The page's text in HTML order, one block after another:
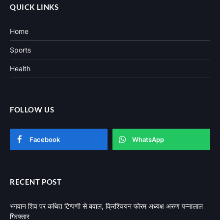
QUICK LINKS
Home
Sports
Health
FOLLOW US
Facebook WhatsApp
RECENT POST
भगवान शिव पर कथित टिप्पणी से बवाल, क्रिश्चियन फोरम अध्यक्ष अरुण पन्नालाल
गिरफ्तार